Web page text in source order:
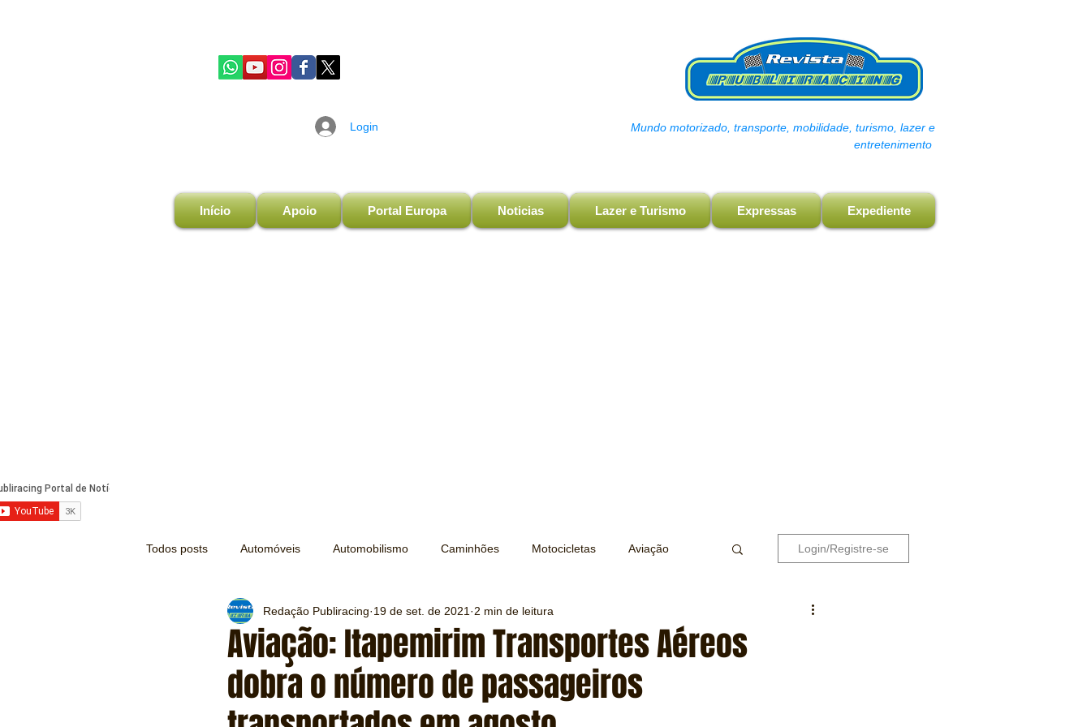
Login
Mundo motorizado, transporte, mobilidade, turismo, lazer e
entretenimento
Início Apoio Portal Europa Noticias Lazer e Turismo Expressas Expediente
Todos posts Automóveis Automobilismo Caminhões Motocicletas Aviação
Turismo Lazer Transporte Trens e Metrô
Mecânica e Peças Segurança Testes e Comparativos Máquinas e Equipamentos
Login/Registre-se
Aviação: Itapemirim Transportes Aéreos
dobra o número de passageiros
Redação Publiracing 19 de set. de 2021 2 min de leitura